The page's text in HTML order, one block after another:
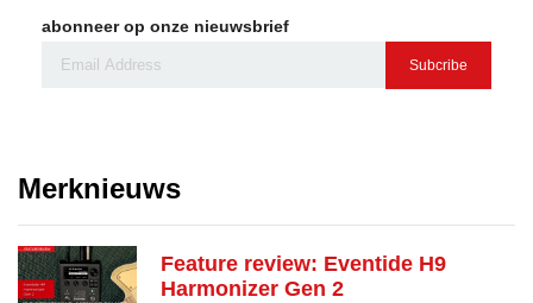
abonneer op onze nieuwsbrief
Subcribe
Merknieuws
Feature review: Eventide H9
Harmonizer Gen 2